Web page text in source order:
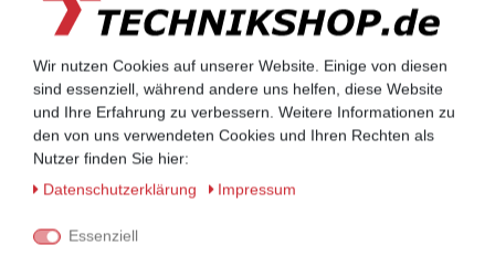
Kauf auf Rechnung nach
Behörden, Banken, Firmen, Bestandskunden,
öffentliche & staatliche Einrichtungen, Schulen,
Universitäten und Institute können bei uns auf
Rechnung bestellen.
Nehmen Sie dazu einfach telefonisch oder per
Email Kontakt mit uns auf.
Wir nutzen Cookies auf unserer Website. Einige von diesen
sind essenziell, während andere uns helfen, diese Website
und Ihre Erfahrung zu verbessern. Weitere Informationen zu
den von uns verwendeten Cookies und Ihren Rechten als
Nutzer finden Sie hier:
Daten­schutz­erklärung
Impressum
Essenziell